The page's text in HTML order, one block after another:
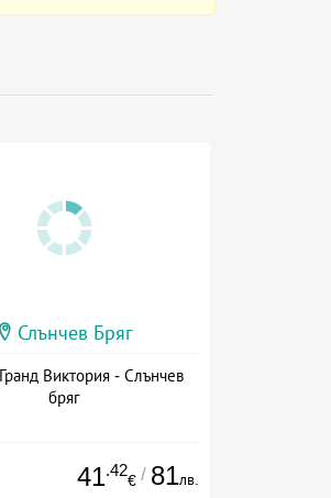
Слънчев Бряг
Виктория - Слънчев
бряг
41.42
€ / 81лв.